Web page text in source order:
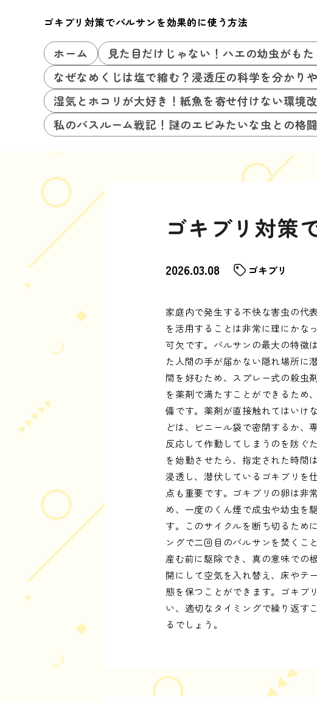
ゴキブリ対策でバルサンを効果的に使う方法
ホーム 見た目だけじゃない！ハエの幼虫がも
なぜなめくじは塩で縮む？浸透圧の科学を分かり
湿気とホコリが大好き！紙魚を寄せ付けない環境
私のバスルーム戦記！謎のエビみたいな虫との格闘
ゴキブリ対策
2026.03.08 ゴキブリ
家庭内で発生する不快な害虫の代
を活用することは非常に理にかな
可欠です。バルサンの最大の特徴
た人間の手が届かない隠れ場所に
間を好むため、スプレー式の殺虫
を薬剤で満たすことができるため
備です。薬剤が直接触れてはいけ
どは、ビニール袋で密閉するか、
反応して作動してしまうのを防ぐ
を始動させたら、指定された時間
浸透し、潜伏しているゴキブリを
点も重要です。ゴキブリの卵は非
め、一度のくん煙で成虫や幼虫を
す。このサイクルを断ち切るため
ングで二回目のバルサンを焚くこ
産む前に駆除でき、真の意味での
開にして空気を入れ替え、床やテ
態を保つことができます。ゴキブ
い、適切なタイミングで繰り返す
るでしょう。